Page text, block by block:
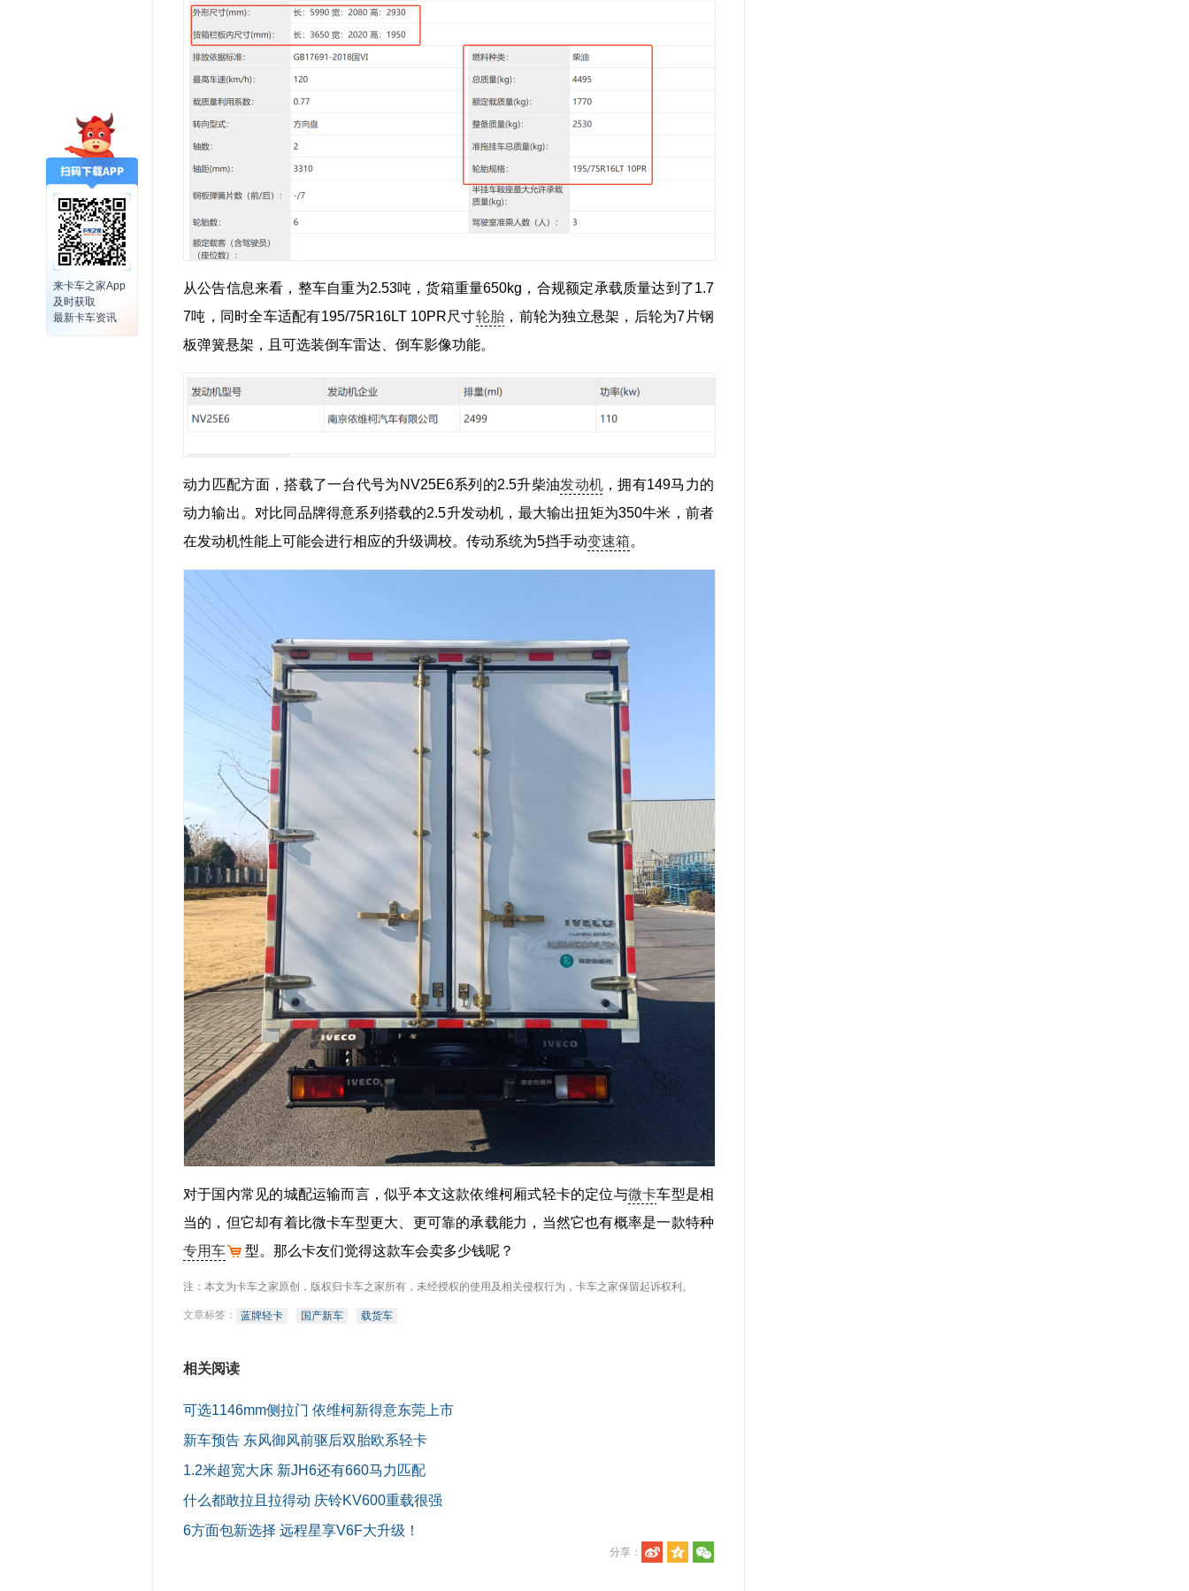
来卡车之家App
及时获取
最新卡车资讯
从公告信息来看，整车自重为2.53吨，货箱重量650kg，合规额定承载质量达到了1.7
7吨，同时全车适配有195/75R16LT 10PR尺寸轮胎 ，前轮为独立悬架，后轮为7片钢
板弹簧悬架，且可选装倒车雷达、倒车影像功能。
动力匹配方面，搭载了一台代号为NV25E6系列的2.5升柴油发动机 ，拥有149马力的
动力输出。对比同品牌得意系列搭载的2.5升发动机，最大输出扭矩为350牛米，前者
在发动机性能上可能会进行相应的升级调校。传动系统为5挡手动变速箱。
对于国内常见的城配运输而言，似乎本文这款依维柯厢式轻卡的定位与微卡车型是相
当的，但它却有着比微卡车型更大、更可靠的承载能力，当然它也有概率是一款特种
专用车
型。那么卡友们觉得这款车会卖多少钱呢？
注：本文为卡车之家原创，版权归卡车之家所有，未经授权的使用及相关侵权行为，卡车之家保留起诉权利。
文章标签： 蓝牌轻卡 国产新车 载货车
相关阅读
可选1146mm侧拉门 依维柯新得意东莞上市
新车预告 东风御风前驱后双胎欧系轻卡
1.2米超宽大床 新JH6还有660马力匹配
什么都敢拉且拉得动 庆铃KV600重载很强
6方面包新选择 远程星享V6F大升级！
分享：